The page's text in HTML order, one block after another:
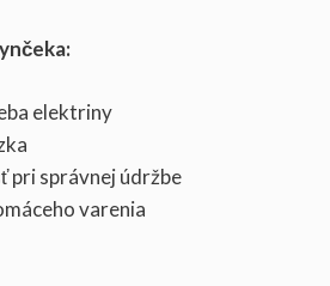
elektriny
pri správnej údržbe
varenia